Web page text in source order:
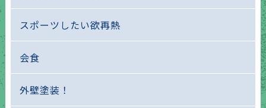
スポーツしたい欲再熱
会食
外壁塗装！